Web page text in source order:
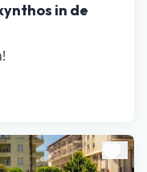
in de